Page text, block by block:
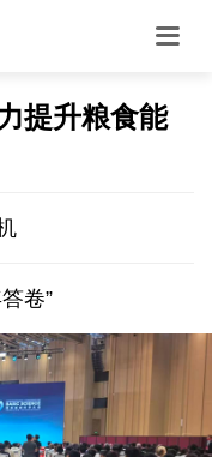
提升粮食能
卷”